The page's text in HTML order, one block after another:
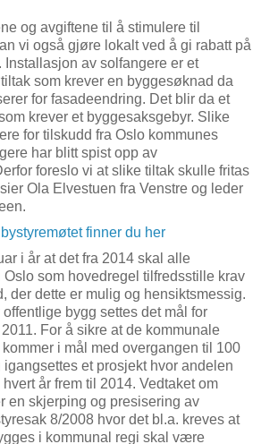
og avgiftene til å stimulere til
vi også gjøre lokalt ved å gi rabatt på
Installasjon av solfangere er et
som krever en byggesøknad da
for fasadeendring. Det blir da et
krever et byggesaksgebyr. Slike
for tilskudd fra Oslo kommunes
har blitt spist opp av
foreslo vi at slike tiltak skulle fritas
Ola Elvestuen fra Venstre og leder
finner du her
i år at det fra 2014 skal alle
Oslo som hovedregel tilfredsstille krav
der dette er mulig og hensiktsmessig.
bygg settes det mål for
For å sikre at de kommunale
i mål med overgangen til 100
et prosjekt hvor andelen
år frem til 2014. Vedtaket om
en skjerping og presisering av
8/2008 hvor det bl.a. kreves at
i kommunal regi skal være